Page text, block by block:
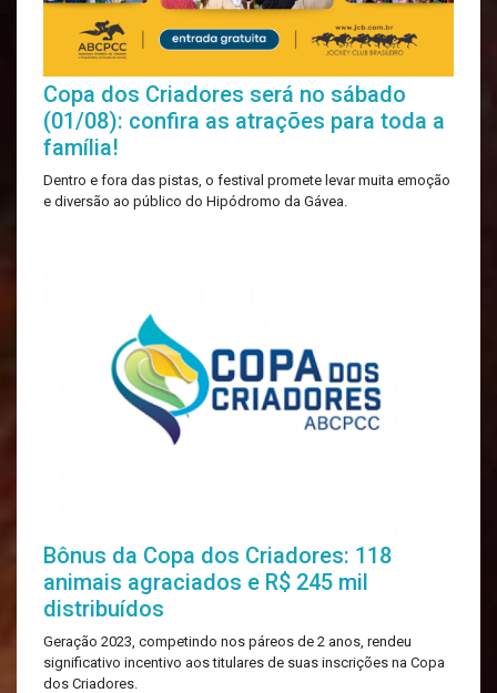
Copa dos Criadores será no sábado
(01/08): confira as atrações para toda a
família!
Dentro e fora das pistas, o festival promete levar muita emoção
e diversão ao público do Hipódromo da Gávea.
Bônus da Copa dos Criadores: 118
animais agraciados e R$ 245 mil
distribuídos
Geração 2023, competindo nos páreos de 2 anos, rendeu
significativo incentivo aos titulares de suas inscrições na Copa
dos Criadores.